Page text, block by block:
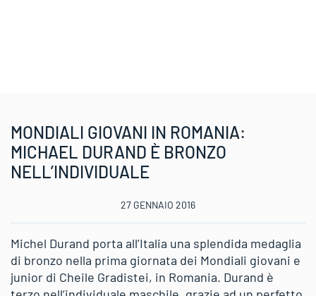
MONDIALI GIOVANI IN ROMANIA:
MICHAEL DURAND È BRONZO
NELL’INDIVIDUALE
27 GENNAIO 2016
Michel Durand porta all’Italia una splendida medaglia
di bronzo nella prima giornata dei Mondiali giovani e
junior di Cheile Gradistei, in Romania. Durand è